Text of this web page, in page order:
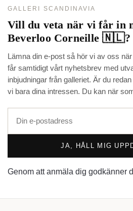
GALLERI SCANDINAVIA
Vill du veta när vi får in
Beverloo Corneille 🇳🇱?
Lämna din e-post så hör vi av oss
får samtidigt vårt nyhetsbrev med
inbjudningar från galleriet. Är du
vi bara dina intressen. Du kan när
JA, HÅLL MIG
Genom att anmäla dig godkänner